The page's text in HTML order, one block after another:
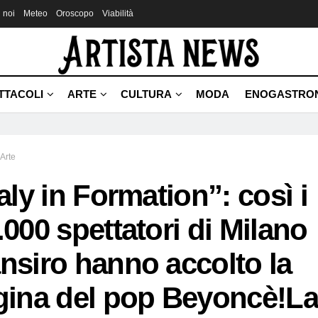
noi Meteo Oroscopo Viabilità
ARTE CULTURA MODA
Arte
in Formation”: così i
spettatori di Milano
hanno accolto la
del pop Beyoncè!La